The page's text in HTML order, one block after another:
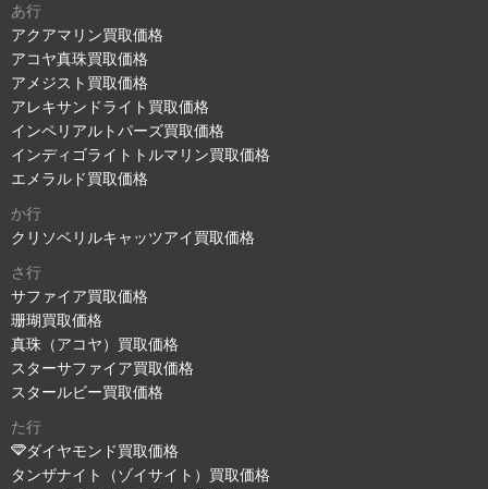
あ行
アクアマリン買取価格
アコヤ真珠買取価格
アメジスト買取価格
アレキサンドライト買取価格
インペリアルトパーズ買取価格
インディゴライトトルマリン買取価格
エメラルド買取価格
か行
クリソベリルキャッツアイ買取価格
さ行
サファイア買取価格
珊瑚買取価格
真珠（アコヤ）買取価格
スターサファイア買取価格
スタールビー買取価格
た行
ダイヤモンド買取価格
タンザナイト（ゾイサイト）買取価格